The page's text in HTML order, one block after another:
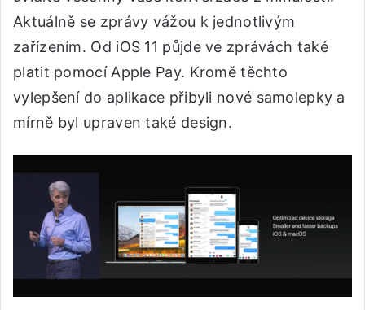
Aktuálně se zprávy vážou k jednotlivým
zařízením. Od iOS 11 půjde ve zprávách také
platit pomocí Apple Pay. Kromě těchto
vylepšení do aplikace přibyli nové samolepky a
mírně byl upraven také design.